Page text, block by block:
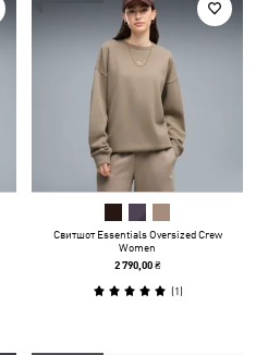
Свитшот Essentials Oversized Crew
Women
2 790,00 ₴
(1)